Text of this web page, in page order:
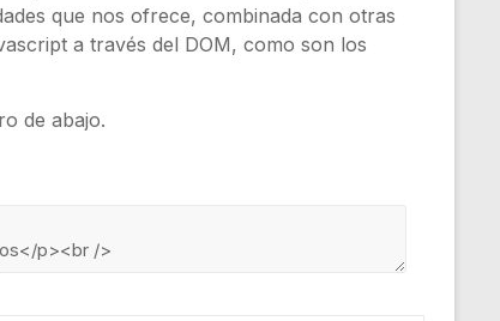
que nos ofrece, combinada con otras
a través del DOM, como son los
de abajo.